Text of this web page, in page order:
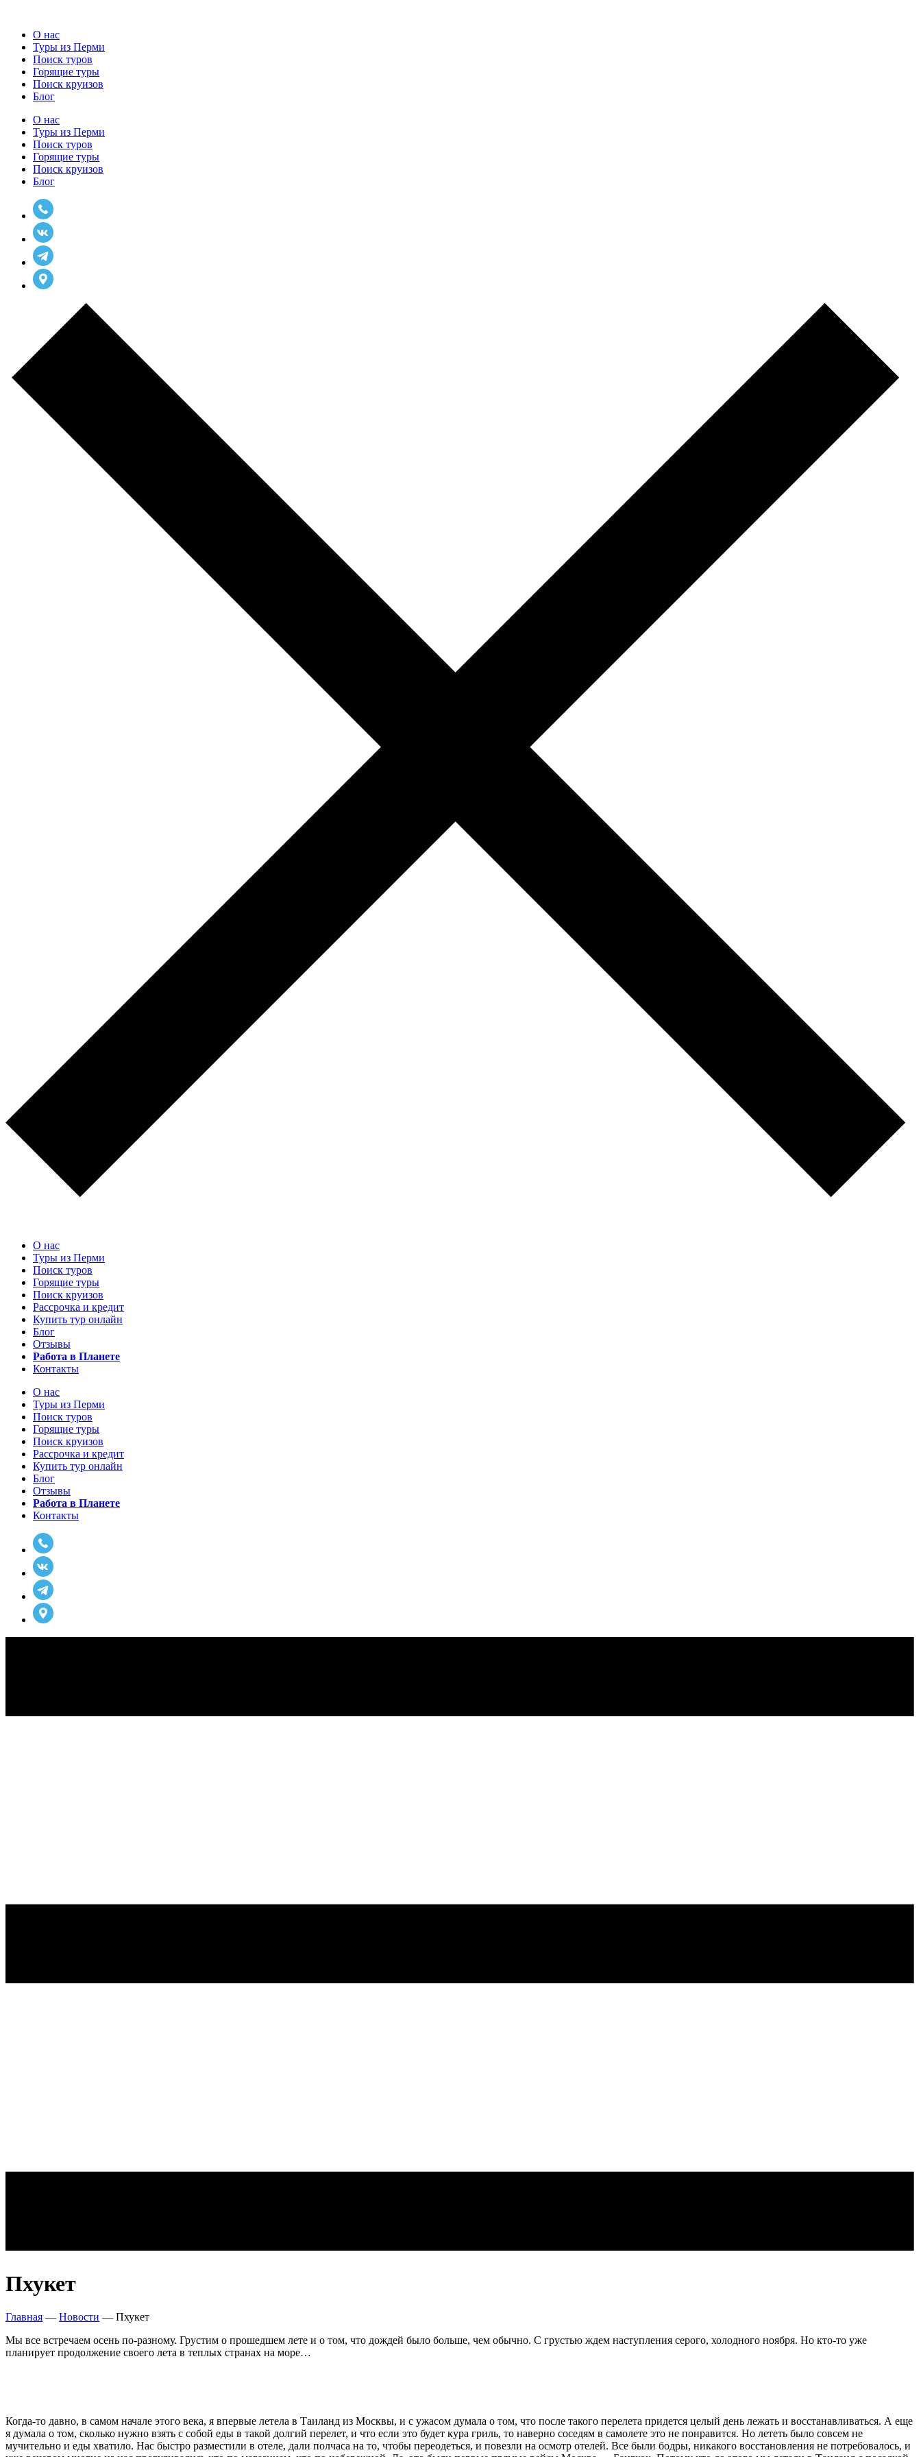
О нас
Туры из Перми
Поиск туров
Горящие туры
Поиск круизов
Блог
О нас
Туры из Перми
Поиск туров
Горящие туры
Поиск круизов
Блог
О нас
Туры из Перми
Поиск туров
Горящие туры
Поиск круизов
Рассрочка и кредит
Купить тур онлайн
Блог
Отзывы
Работа в Планете
Контакты
О нас
Туры из Перми
Поиск туров
Горящие туры
Поиск круизов
Рассрочка и кредит
Купить тур онлайн
Блог
Отзывы
Работа в Планете
Контакты
Пхукет
Главная — Новости — Пхукет
Мы все встречаем осень по-разному. Грустим о прошедшем лете и о том, что дождей было больше, чем обычно. С грустью ждем наступления серого, холодного ноября. Но кто-то уже
планирует продолжение своего лета в теплых странах на море…
Когда-то давно, в самом начале этого века, я впервые летела в Таиланд из Москвы, и с ужасом думала о том, что после такого перелета придется целый день лежать и восстанавливаться. А еще
я думала о том, сколько нужно взять с собой еды в такой долгий перелет, и что если это будет кура гриль, то наверно соседям в самолете это не понравится. Но лететь было совсем не
мучительно и еды хватило. Нас быстро разместили в отеле, дали полчаса на то, чтобы переодеться, и повезли на осмотр отелей. Все были бодры, никакого восстановления не потребовалось, и